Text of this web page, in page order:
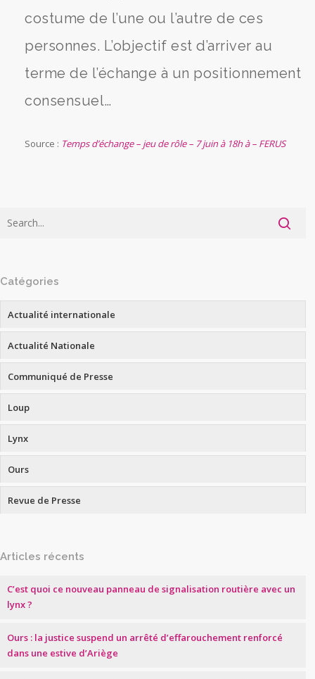
costume de l’une ou l’autre de ces
personnes. L’objectif est d’arriver au
terme de l’échange à un positionnement
consensuel…
Source : Temps d’échange – jeu de rôle – 7 juin à 18h à – FERUS
Catégories
Actualité internationale
Actualité Nationale
Communiqué de Presse
Loup
Lynx
Ours
Revue de Presse
Articles récents
C’est quoi ce nouveau panneau de signalisation routière avec un
lynx ?
Ours : la justice suspend un arrêté d’effarouchement renforcé
dans une estive d’Ariège